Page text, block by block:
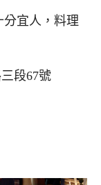
宜人，料理
段67號